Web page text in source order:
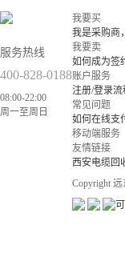
服务热线
400-828-0188
08:00-22:00
周一至周日
我要买
我是采购商
我要卖
如何成为签
账户服务
注册/登录流
常见问题
如何在线支
移动端服务
友情链接
西安电缆回
Copyright